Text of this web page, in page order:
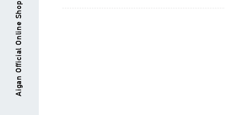
Aigan Official Online Shop